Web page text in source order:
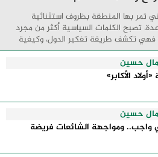
تمر بها المنطقة بظروف استثنائية
تصبح الكلمات السياسية أكثر من مجرد
فهي تكشف طريقة تفكير الدول، وكيفية
والحدود التي تفصل بين القوة ...
حسين
الأكابر»
حسين
واجب.. ومواجهة الشائعات فريضة